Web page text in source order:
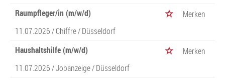
Raumpfleger/in (m/w/d)
Merken
11.07.2026 /Chiffre/ Düsseldorf
Haushaltshilfe (m/w/d)
Merken
11.07.2026 /Jobanzeige/ Düsseldorf